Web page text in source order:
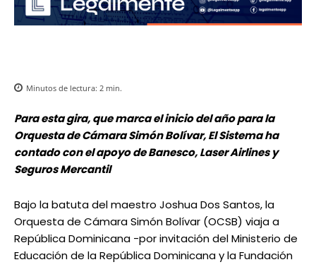
Minutos de lectura: 2 min.
Para esta gira, que marca el inicio del año para la
Orquesta de Cámara Simón Bolívar, El Sistema ha
contado con el apoyo de Banesco, Laser Airlines y
Seguros Mercantil
Bajo la batuta del maestro Joshua Dos Santos, la
Orquesta de Cámara Simón Bolívar (OCSB) viaja a
República Dominicana -por invitación del Ministerio de
Educación de la República Dominicana y la Fundación